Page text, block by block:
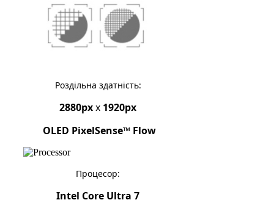
Роздільна здатність:
2880pxx 1920px
OLED PixelSense™ Flow
Процесор:
Intel Core Ultra 7